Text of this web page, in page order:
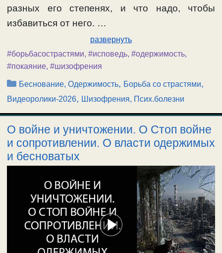
разных его степенях, и что надо, чтобы
избавиться от него. …
развернуть
#борьбасострастями, #исповедь, #одержимость,
#покаяние, #шизофрения
Рубрики
Беснование, Одержимость, Борьба со страстями,
Видеоролики-2026, Шизофрения, Псих.болезни
О войне и уничтожении. О Стоп войне
и сопротивлении. О власти одержимых
и бесноватых